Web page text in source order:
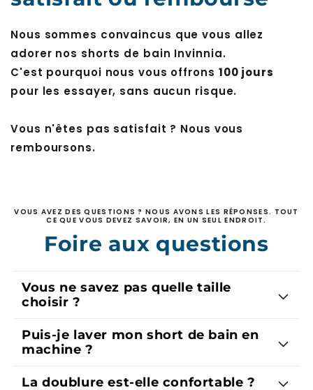
Nous sommes convaincus que vous allez
adorer nos shorts de bain Invinnia.
C'est pourquoi nous vous offrons 100 jours
pour les essayer, sans aucun risque.
Vous n'êtes pas satisfait ? Nous vous
remboursons.
VOUS AVEZ DES QUESTIONS ? NOUS AVONS LES RÉPONSES. TOUT
CE QUE VOUS DEVEZ SAVOIR, EN UN SEUL ENDROIT.
Foire aux questions
Vous ne savez pas quelle taille
choisir ?
Puis-je laver mon short de bain en
machine ?
La doublure est-elle confortable ?